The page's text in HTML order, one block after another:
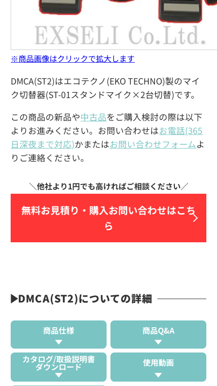
DMCA(ST2)はエコテクノ(EKO TECHNO)製のマイ
ク切替器(ST-01スタンドマイク×2台切替)です。
この商品の新品や中古品をご購入検討の際は以下
よりお進みください。お問い合わせはお電話(365
日深夜まで対応)かまたはお問い合わせフォームよ
りご連絡ください。
無料お見積り・ 購入お問い合わせはこち
ら
※商品画像はクリックで拡大します
DMCA(ST2)についての詳細
商品仕様 商品Q&A
カタログ/取扱説明書
ダウンロード 使用動画